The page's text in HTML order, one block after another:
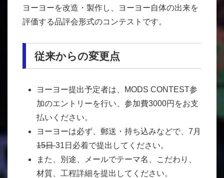
ヨーヨーを改造・製作し、ヨーヨー自体の出来を
評価する品評会形式のコンテストです。
従来からの変更点
ヨーヨー提出予定者は、MODS CONTEST参
加のエントリーを行い、参加費3000円をお支
払いください。
ヨーヨーは必ず、郵送・持ち込みなどで、7月
15日31日必着で提出してください。
また、別途、メールでテーマ名、こだわり、
材質、工程詳細を提出してください。